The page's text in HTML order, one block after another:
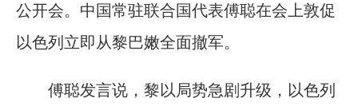
公开会。中国常驻联合国代表傅聪在会上敦促
以色列立即从黎巴嫩全面撤军。
傅聪发言说，黎以局势急剧升级，以色列